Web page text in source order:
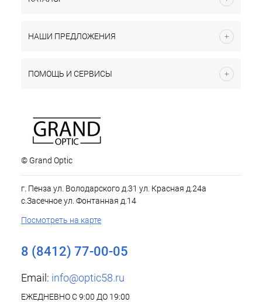
НАШИ ПРЕДЛОЖЕНИЯ
ПОМОЩЬ И СЕРВИСЫ
© Grand Optic
г. Пенза ул. Володарского д.31 ул. Красная д.24а
с.Засечное ул. Фонтанная д.14
Посмотреть на карте
8 (8412) 77-00-05
Email: info@optic58.ru
ЕЖЕДНЕВНО С 9:00 ДО 19:00